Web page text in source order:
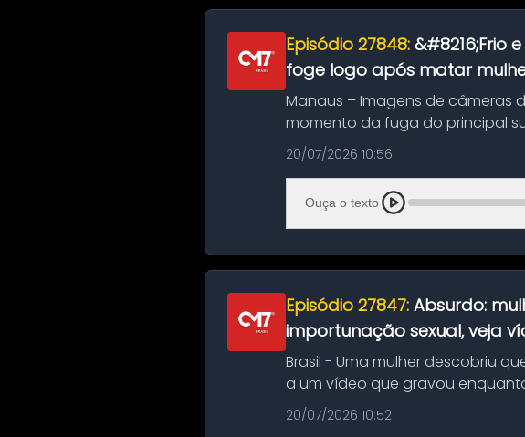
Episódio 27848: &#8216;Frio
foge logo após matar
Manaus – Imagens de câmeras
momento da fuga do principal
noite deste último d...
20/07/2026 10:56
Ouça o texto
Episódio 27847: Absurdo:
importunação sexual, veja
Brasil - Uma mulher descobriu
a um vídeo que gravou
na Bahia. O c...
20/07/2026 10:52